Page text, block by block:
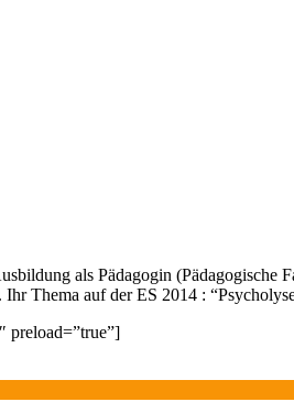
als Pädagogin (Pädagogische
Thema auf der ES 2014 :
preload=”true”]